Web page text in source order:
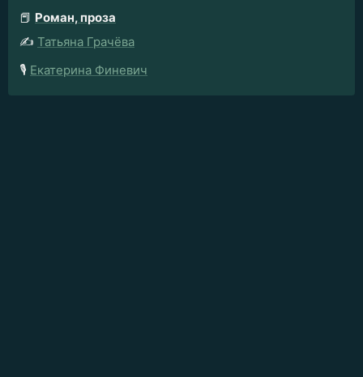
📕 Роман, проза
✍️ Татьяна Грачёва
🎙️ Екатерина Финевич